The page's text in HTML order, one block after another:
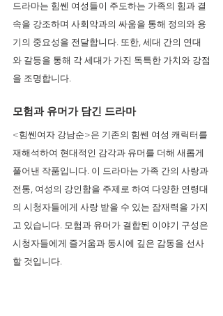
드라마는 힘쎈 여성들이 주도하는 가족의 힘과 결
속을 강조하며 사회악과의 싸움을 통해 정의와 용
기의 중요성을 전달합니다. 또한, 세대 간의 연대
와 갈등을 통해 각 세대가 가진 독특한 가치와 강점
을 조명합니다.
모험과 유머가 담긴 드라마
<힘쎈여자 강남순>은 기존의 힘쎈 여성 캐릭터를
재해석하여 현대적인 감각과 유머를 더해 새롭게
풀어낸 작품입니다. 이 드라마는 가족 간의 사랑과
전통, 여성의 강인함을 주제로 하여 다양한 연령대
의 시청자들에게 사랑 받을 수 있는 잠재력을 가지
고 있습니다. 모험과 유머가 결합된 이야기 구성은
시청자들에게 즐거움과 동시에 깊은 감동을 선사
할 것입니다.